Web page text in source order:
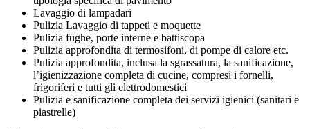
Lavaggio di lampadari
Pulizia Lavaggio di tappeti e moquette
Pulizia fughe, porte interne e battiscopa
Pulizia approfondita di termosifoni, di pompe di calore etc.
Pulizia approfondita, inclusa la sgrassatura, la sanificazione,
l’igienizzazione completa di cucine, compresi i fornelli,
frigoriferi e tutti gli elettrodomestici
Pulizia e sanificazione completa dei servizi igienici (sanitari e
piastrelle)